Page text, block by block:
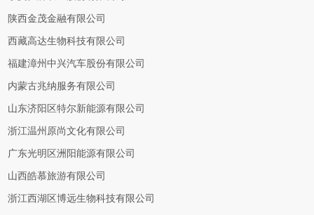
陕西金茂金融有限公司
西藏高达生物科技有限公司
福建漳州中兴汽车股份有限公司
内蒙古兆纳服务有限公司
山东济阳区特尔新能源有限公司
浙江温州原尚文化有限公司
广东光明区洲阳能源有限公司
山西皓慕旅游有限公司
浙江西湖区博远生物科技有限公司